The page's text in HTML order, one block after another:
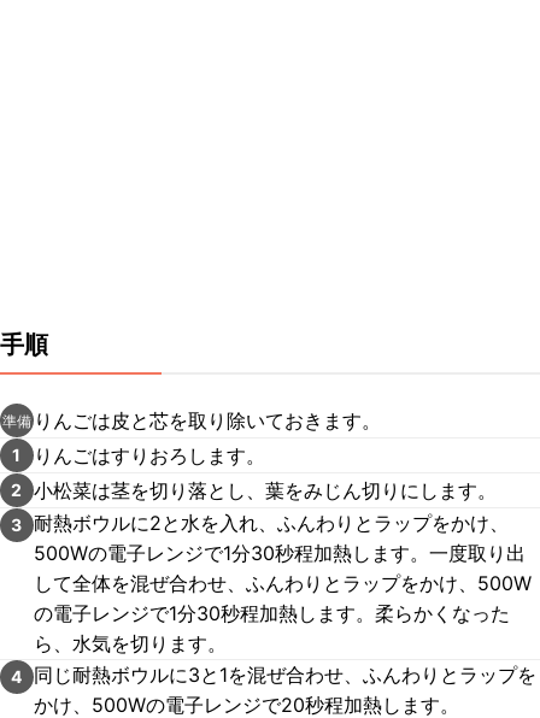
手順
準備 りんごは皮と芯を取り除いておきます。
1 りんごはすりおろします。
2 小松菜は茎を切り落とし、葉をみじん切りにします。
3 耐熱ボウルに2と水を入れ、ふんわりとラップをかけ、
500Wの電子レンジで1分30秒程加熱します。一度取り出
して全体を混ぜ合わせ、ふんわりとラップをかけ、500W
の電子レンジで1分30秒程加熱します。柔らかくなった
ら、水気を切ります。
4
同じ耐熱ボウルに3と1を混ぜ合わせ、ふんわりとラップを
かけ、500Wの電子レンジで20秒程加熱します。